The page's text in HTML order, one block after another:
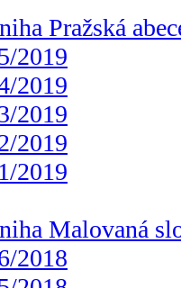
Pražská
2019
2019
2019
2019
2019
Malovaná
2018